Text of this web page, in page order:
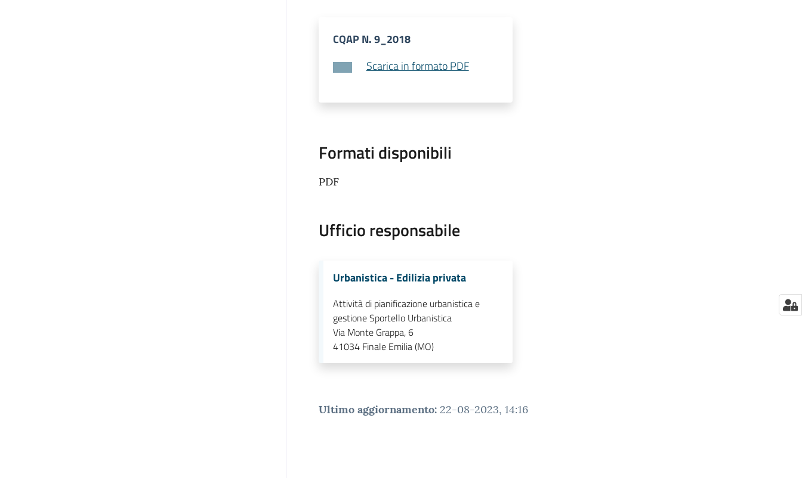
CQAP N. 9_2018
Scarica in formato PDF
Formati disponibili
PDF
Ufficio responsabile
Urbanistica - Edilizia privata
Attività di pianificazione urbanistica e
gestione Sportello Urbanistica
Via Monte Grappa, 6
41034 Finale Emilia (MO)
Ultimo aggiornamento: 22-08-2023, 14:16